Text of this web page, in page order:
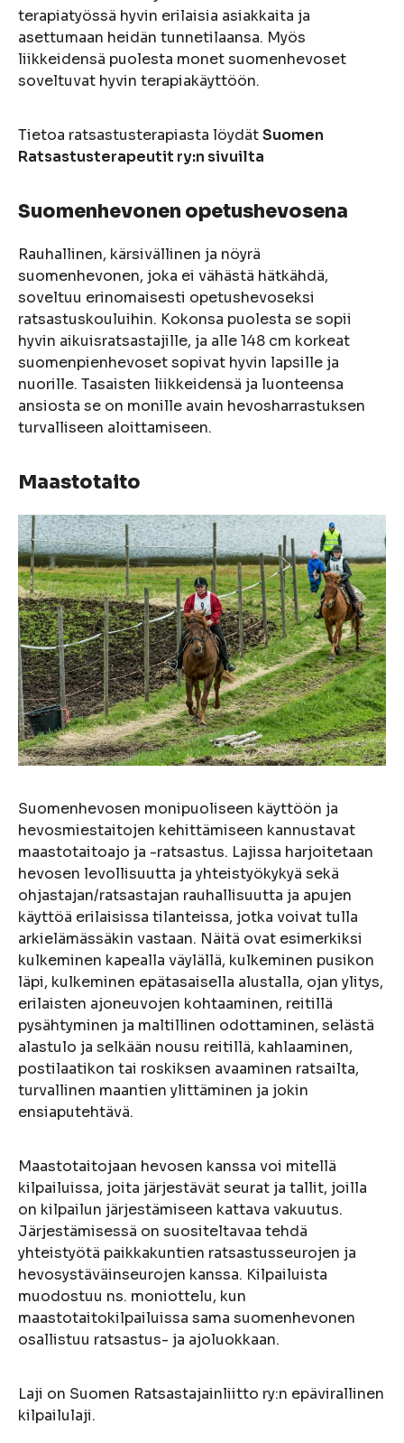
terapiatyössä hyvin erilaisia asiakkaita ja
asettumaan heidän tunnetilaansa. Myös
liikkeidensä puolesta monet suomenhevoset
soveltuvat hyvin terapiakäyttöön.
Tietoa ratsastusterapiasta löydätSuomen
Ratsastusterapeutit ry:n sivuilta
Suomenhevonen opetushevosena
Rauhallinen, kärsivällinen ja nöyrä
suomenhevonen, joka ei vähästä hätkähdä,
soveltuu erinomaisesti opetushevoseksi
ratsastuskouluihin. Kokonsa puolesta se sopii
hyvin aikuisratsastajille, ja alle 148 cm korkeat
suomenpienhevoset sopivat hyvin lapsille ja
nuorille. Tasaisten liikkeidensä ja luonteensa
ansiosta se on monille avain hevosharrastuksen
turvalliseen aloittamiseen.
Maastotaito
Suomenhevosen monipuoliseen käyttöön ja
hevosmiestaitojen kehittämiseen kannustavat
maastotaitoajo ja -ratsastus. Lajissa harjoitetaan
hevosen levollisuutta ja yhteistyökykyä sekä
ohjastajan/ratsastajan rauhallisuutta ja apujen
käyttöä erilaisissa tilanteissa, jotka voivat tulla
arkielämässäkin vastaan. Näitä ovat esimerkiksi
kulkeminen kapealla väylällä, kulkeminen pusikon
läpi, kulkeminen epätasaisella alustalla, ojan ylitys,
erilaisten ajoneuvojen kohtaaminen, reitillä
pysähtyminen ja maltillinen odottaminen, selästä
alastulo ja selkään nousu reitillä, kahlaaminen,
postilaatikon tai roskiksen avaaminen ratsailta,
turvallinen maantien ylittäminen ja jokin
ensiaputehtävä.
Maastotaitojaan hevosen kanssa voi mitellä
kilpailuissa, joita järjestävät seurat ja tallit, joilla
on kilpailun järjestämiseen kattava vakuutus.
Järjestämisessä on suositeltavaa tehdä
yhteistyötä paikkakuntien ratsastusseurojen ja
hevosystäväinseurojen kanssa. Kilpailuista
muodostuu ns. moniottelu, kun
maastotaitokilpailuissa sama suomenhevonen
osallistuu ratsastus- ja ajoluokkaan.
Laji on Suomen Ratsastajainliitto ry:n epävirallinen
kilpailulaji.